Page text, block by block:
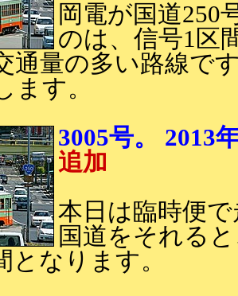
岡電が国道250
のは、信号1区
通量の多い路線で
ます。
3005号。
追加
本日は臨時便
国道をそれる
となります。